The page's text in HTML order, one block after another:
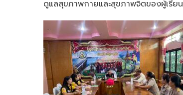
ดูแลสุขภาพกายและสุขภาพจิตของผู้เรียน